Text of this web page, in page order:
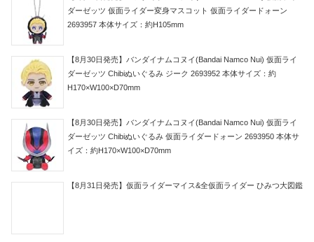
ダーゼッツ 仮面ライダー変身マスコット 仮面ライダードォーン
2693957 本体サイズ：約H105mm
【8月30日発売】バンダイナムコヌイ(Bandai Namco Nui) 仮面ライ
ダーゼッツ Chibiぬいぐるみ ジーク 2693952 本体サイズ：約
H170×W100×D70mm
【8月30日発売】バンダイナムコヌイ(Bandai Namco Nui) 仮面ライ
ダーゼッツ Chibiぬいぐるみ 仮面ライダードォーン 2693950 本体サ
イズ：約H170×W100×D70mm
【8月31日発売】仮面ライダーマイス&全仮面ライダー ひみつ大図鑑